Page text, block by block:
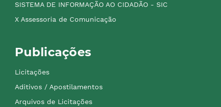
SISTEMA DE INFORMAÇÃO AO CIDADÃO - SIC
X Assessoria de Comunicação
Publicações
Licitações
Aditivos / Apostilamentos
Arquivos de Licitações